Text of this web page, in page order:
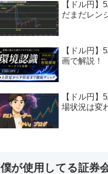
【ドル円】
だまだレン
【ドル円】
画で解説！
【ドル円】
場状況は変
僕が使用してる証券